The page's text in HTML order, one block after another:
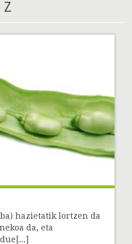
Z
hazietatik lortzen da
da, eta